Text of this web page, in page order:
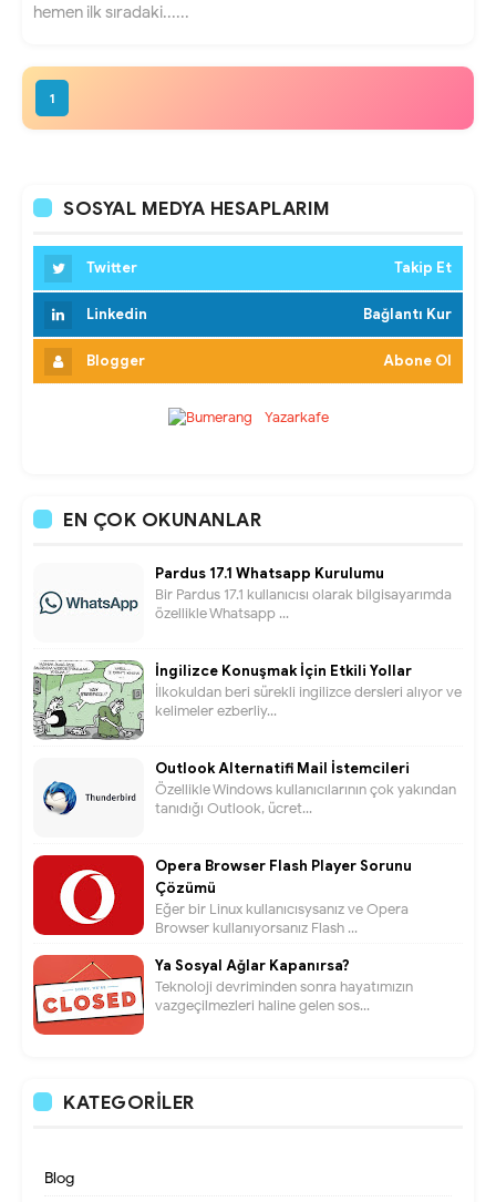
hemen ilk sıradaki......
1
SOSYAL MEDYA HESAPLARIM
Twitter Takip Et
Linkedin Bağlantı Kur
Blogger Abone Ol
EN ÇOK OKUNANLAR
Pardus 17.1 Whatsapp Kurulumu
Bir Pardus 17.1 kullanıcısı olarak bilgisayarımda
özellikle Whatsapp ...
İngilizce Konuşmak İçin Etkili Yollar
İlkokuldan beri sürekli ingilizce dersleri alıyor ve
kelimeler ezberliy...
Outlook Alternatifi Mail İstemcileri
Özellikle Windows kullanıcılarının çok yakından
tanıdığı Outlook, ücret...
Opera Browser Flash Player Sorunu
Çözümü
Eğer bir Linux kullanıcısysanız ve Opera
Browser kullanıyorsanız Flash ...
Ya Sosyal Ağlar Kapanırsa?
Teknoloji devriminden sonra hayatımızın
vazgeçilmezleri haline gelen sos...
KATEGORILER
Blog